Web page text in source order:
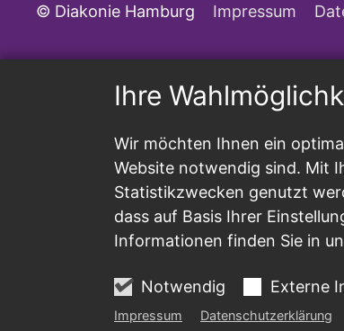
Ihre
Wir möchten Ihnen ein
Website notwendig sind. Mit
Statistikzwecken genutzt
dass auf Basis Ihrer
Informationen finden Sie in
Notwendig Externe
Impressum Datenschutzerklärung
© Diakonie Hamburg Impressum